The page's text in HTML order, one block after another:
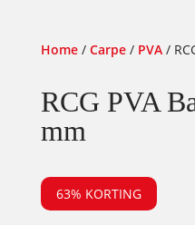
Home/ Carpe/ PVA/
RCG PVA
mm
63% KORTING